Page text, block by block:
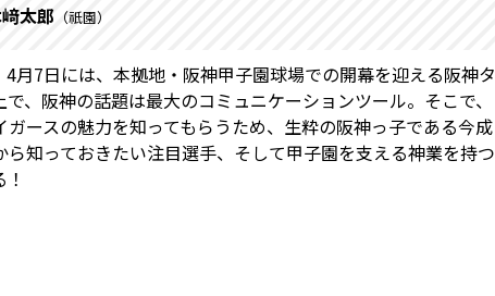
太郎 （祇園）
月7日には、本拠地・阪神甲子園球場での開幕を迎える阪神タ
、阪神の話題は最大のコミュニケーションツール。そこで、
ースの魅力を知ってもらうため、生粋の阪神っ子である今成
知っておきたい注目選手、そして甲子園を支える神業を持つ